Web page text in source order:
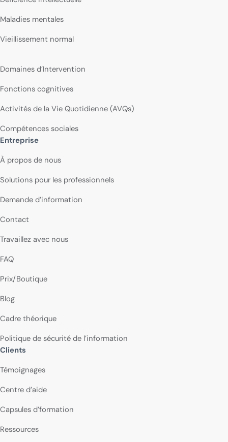
Maladies mentales
Vieillissement normal
Domaines d’Intervention
Fonctions cognitives
Activités de la Vie Quotidienne (AVQs)
Compétences sociales
Entreprise
À propos de nous
Solutions pour les professionnels
Demande d’information
Contact
Travaillez avec nous
FAQ
Prix/Boutique
Blog
Cadre théorique
Politique de sécurité de l’information
Clients
Témoignages
Centre d’aide
Capsules d’formation
Ressources